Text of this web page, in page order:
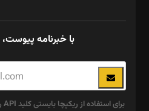
با خبرنامه پیوست،